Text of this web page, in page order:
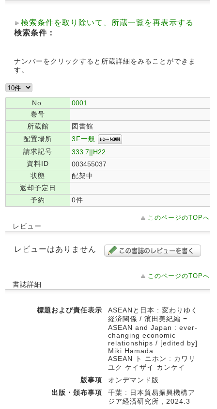
検索条件を取り除いて、所蔵一覧を再表示する
検索条件：
ナンバーをクリックすると所蔵詳細をみることができま
す。
No.
0001
巻号
所蔵館
図書館
配置場所
3F一般
請求記号
333.7||H22
資料ID
003455037
状態
配架中
返却予定日
予約
0件
このページのTOPへ
レビュー
レビューはありません
このページのTOPへ
書誌詳細
標題および責任表示
ASEANと日本 : 変わりゆく
経済関係 / 濱田美紀編 =
ASEAN and Japan : ever-
changing economic
relationships / [edited by]
Miki Hamada
ASEAN ト ニホン : カワリ
ユク ケイザイ カンケイ
版事項
オンデマンド版
出版・頒布事項
千葉 : 日本貿易振興機構ア
ジア経済研究所 , 2024.3